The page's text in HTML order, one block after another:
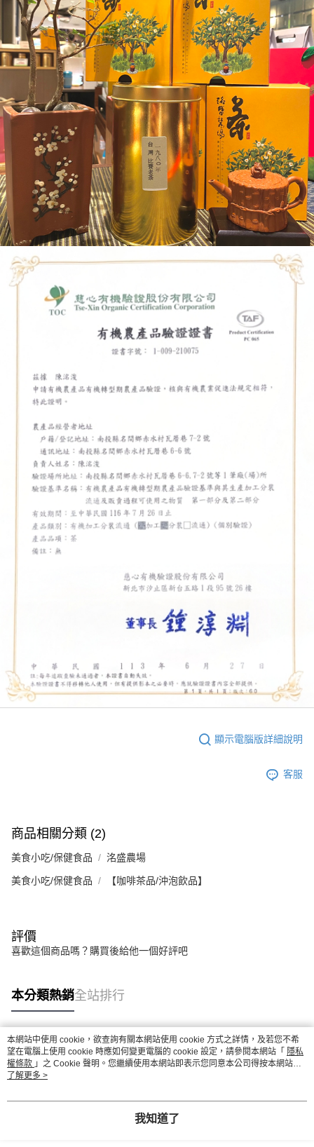
顯示電腦版詳細說明
客服
商品相關分類 (2)
美食小吃/保健食品 洺盛農場
美食小吃/保健食品 【咖啡茶品/沖泡飲品】
評價
喜歡這個商品嗎？購買後給他一個好評吧
本分類熱銷全站排行
熱門標籤
本網站中使用 cookie，欲查詢有關本網站使用 cookie 方式之詳情，及若您不希
望在電腦上使用 cookie 時應如何變更電腦的 cookie 設定，請參閱本網站「 隱私
權條款 」之 Cookie 聲明。您繼續使用本網站即表示您同意本公司得按本網站使
用條款之 Cookie 聲明使用 cookie。
了解更多 >
我知道了